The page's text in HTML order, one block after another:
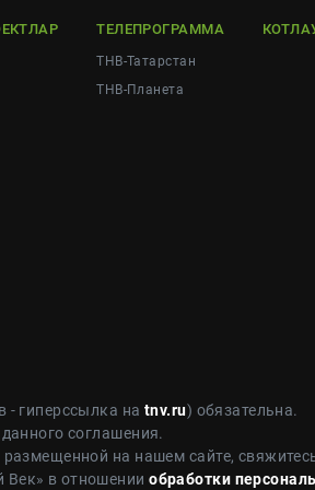
ТЕЛЕПРОГРАММА
ТНВ-Татарстан
ТНВ-Планета
гиперссылка на tnv.ru) обязательна.
соглашения.
на нашем сайте,
Век» в отношенииобработки